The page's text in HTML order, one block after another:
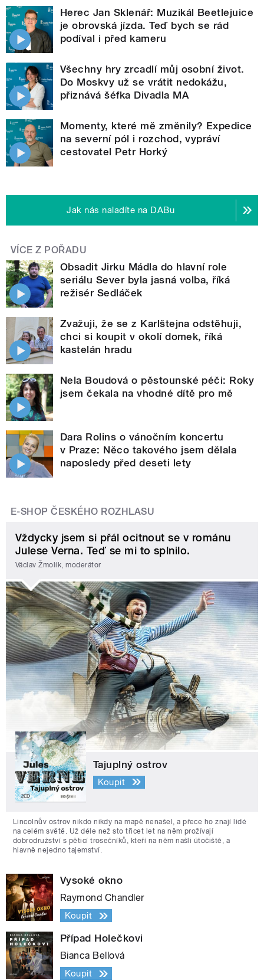
Herec Jan Sklenář: Muzikál Beetlejuice
je obrovská jízda. Teď bych se rád
podíval i před kameru
Všechny hry zrcadlí můj osobní život.
Do Moskvy už se vrátit nedokážu,
přiznává šéfka Divadla MA
Momenty, které mě změnily? Expedice
na severní pól i rozchod, vypráví
cestovatel Petr Horký
Jak nás naladíte na DABu
VÍCE Z POŘADU
Obsadit Jirku Mádla do hlavní role
seriálu Sever byla jasná volba, říká
režisér Sedláček
Zvažuji, že se z Karlštejna odstěhuji,
chci si koupit v okolí domek, říká
kastelán hradu
Nela Boudová o pěstounské péči: Roky
jsem čekala na vhodné dítě pro mě
Dara Rolins o vánočním koncertu
v Praze: Něco takového jsem dělala
naposledy před deseti lety
E-SHOP ČESKÉHO ROZHLASU
Vždycky jsem si přál ocitnout se v románu
Julese Verna. Teď se mi to splnilo.
Václav Žmolík, moderátor
Tajuplný ostrov
Koupit
Lincolnův ostrov nikdo nikdy na mapě nenašel, a přece ho znají lidé
na celém světě. Už déle než sto třicet let na něm prožívají
dobrodružství s pěticí trosečníků, kteří na něm našli útočiště, a
hlavně nejedno tajemství.
Vysoké okno
Raymond Chandler
Koupit
Případ Holečkovi
Bianca Bellová
Koupit